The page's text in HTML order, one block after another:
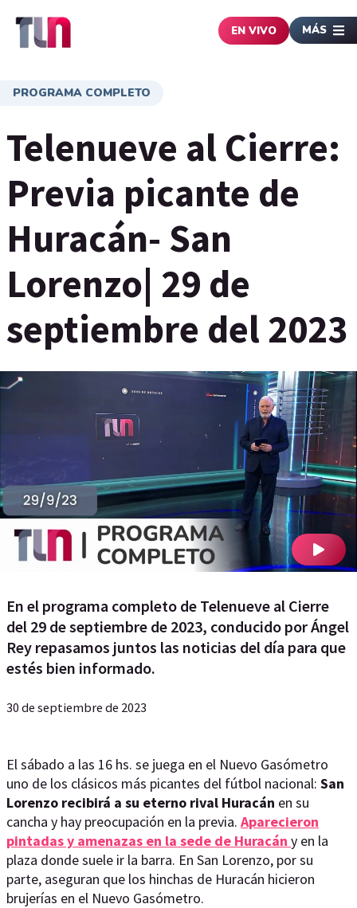
EN VIVO MÁS
PROGRAMA COMPLETO
Telenueve al Cierre:
Previa picante de
Huracán- San
Lorenzo| 29 de
septiembre del 2023
En el programa completo de Telenueve al Cierre
del 29 de septiembre de 2023, conducido por Ángel
Rey repasamos juntos las noticias del día para que
estés bien informado.
30 de septiembre de 2023
El sábado a las 16 hs. se juega en el Nuevo Gasómetro
uno de los clásicos más picantes del fútbol nacional: San
Lorenzo recibirá a su eterno rival Huracán en su
cancha y hay preocupación en la previa. Aparecieron
pintadas y amenazas en la sede de Huracán y en la
plaza donde suele ir la barra. En San Lorenzo, por su
parte, aseguran que los hinchas de Huracán hicieron
brujerías en el Nuevo Gasómetro.